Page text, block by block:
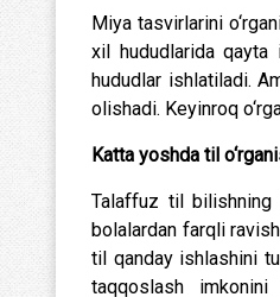
Miya tasvirlarini
xil hududlarida qayta
hududlar ishlatiladi.
olishadi. Keyinroq
Katta yoshda til
Talaffuz til bilishning
bolalardan farqli
til qanday ishlashini
taqqoslash